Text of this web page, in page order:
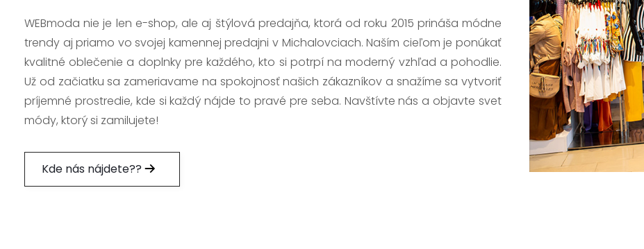
WEBmoda nie je len e-shop, ale aj štýlová predajňa, ktorá od roku 2015 prináša módne
trendy aj priamo vo svojej kamennej predajni v Michalovciach. Naším cieľom je ponúkať
kvalitné oblečenie a doplnky pre každého, kto si potrpí na moderný vzhľad a pohodlie.
Už od začiatku sa zameriavame na spokojnosť našich zákazníkov a snažíme sa vytvoriť
príjemné prostredie, kde si každý nájde to pravé pre seba. Navštívte nás a objavte svet
módy, ktorý si zamilujete!
Kde nás nájdete??